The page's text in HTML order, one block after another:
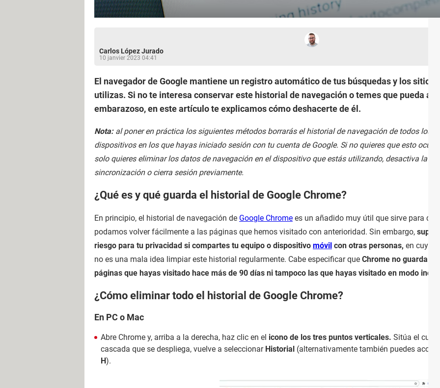
Carlos López Jurado
10 janvier 2023 04:41
El navegador de Google mantiene un registro automático de tus búsquedas y los sitios
utilizas. Si no te interesa conservar este historial de navegación o temes que pueda
embarazoso, en este artículo te explicamos cómo deshacerte de él.
Nota:al poner en práctica los siguientes métodos borrarás el historial de navegación de todos los
dispositivos en los que hayas iniciado sesión con tu cuenta de Google. Si no quieres que esto ocurra
solo quieres eliminar los datos de navegación en el dispositivo que estás utilizando, desactiva la
sincronización o cierra sesión previamente.
¿Qué es y qué guarda el historial de Google Chrome?
En principio, el historial de navegación de Google Chrome es un añadido muy útil que sirve para que
podamos volver fácilmente a las páginas que hemos visitado con anterioridad. Sin embargo,
riesgo para tu privacidad si compartes tu equipo o dispositivo móvil con otras personas, en cuyo
no es una mala idea limpiar este historial regularmente. Cabe especificar que Chrome no guarda las
páginas que hayas visitado hace más de 90 días ni tampoco las que hayas visitado en modo
¿Cómo eliminar todo el historial de Google Chrome?
En PC o Mac
Abre Chrome y, arriba a la derecha, haz clic en el icono de los tres puntos verticales. Sitúa el
cascada que se despliega, vuelve a seleccionar Historial (alternativamente también puedes
H).